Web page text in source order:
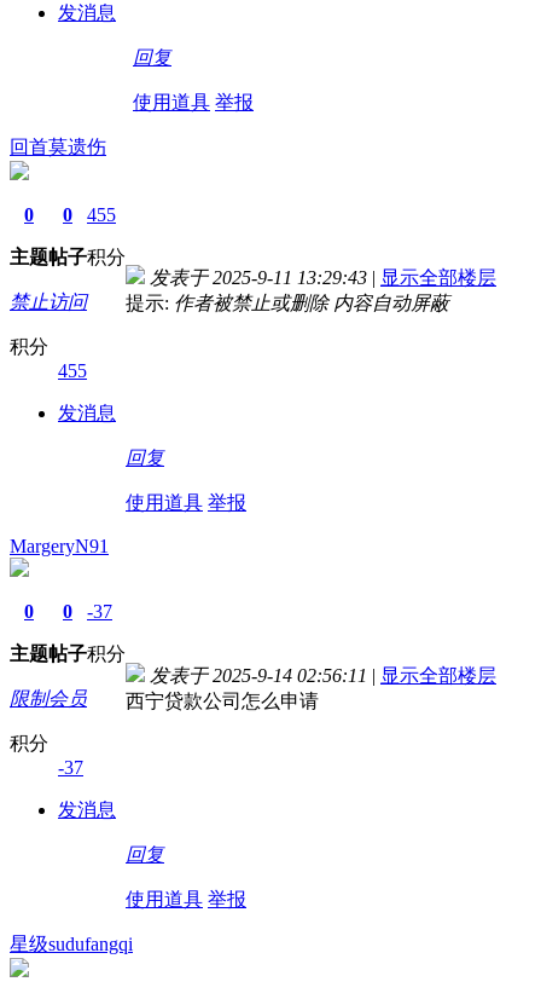
发消息
回复
使用道具 举报
回首莫遗伤
0
主题
0
帖子
455
积分
禁止访问
积分
455
发消息
发表于 2025-9-11 13:29:43 | 显示全部楼层
提示: 作者被禁止或删除 内容自动屏蔽
回复
使用道具 举报
MargeryN91
0
主题
0
帖子
-37
积分
限制会员
积分
-37
发消息
发表于 2025-9-14 02:56:11 | 显示全部楼层
西宁贷款公司怎么申请
回复
使用道具 举报
星级sudufangqi